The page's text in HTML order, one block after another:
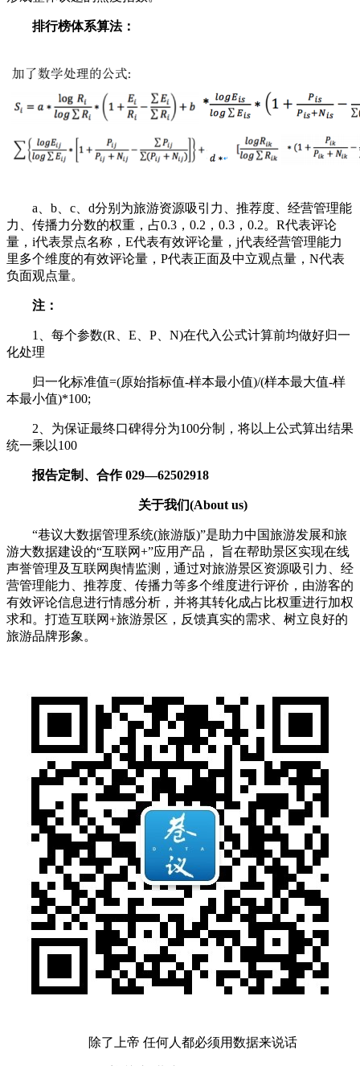
排行榜体系算法：
a、b、c、d分别为旅游资源吸引力、推荐度、经营管理能
力、传播力分数的权重，占0.3，0.2，0.3，0.2。R代表评论
量，i代表景点名称，E代表有效评论量，j代表经营管理能力
里多个维度的有效评论量，P代表正面及中立观点量，N代表
负面观点量。
注：
1、每个参数(R、E、P、N)在代入公式计算前均做好归一
化处理
归一化标准值=(原始指标值-样本最小值)/(样本最大值-样
本最小值)*100;
2、为保证最终口碑得分为100分制，将以上公式算出结果
统一乘以100
报告定制、合作 029—62502918
关于我们(About us)
“巷议大数据管理系统(旅游版)”是助力中国旅游发展和旅
游大数据建设的“互联网+”应用产品， 旨在帮助景区实现在线
声誉管理及互联网舆情监测，通过对旅游景区资源吸引力、经
营管理能力、推荐度、传播力等多个维度进行评价，由游客的
有效评论信息进行情感分析，并将其转化成占比权重进行加权
求和。打造互联网+旅游景区，反馈真实的需求、树立良好的
旅游品牌形象。
除了上帝 任何人都必须用数据来说话